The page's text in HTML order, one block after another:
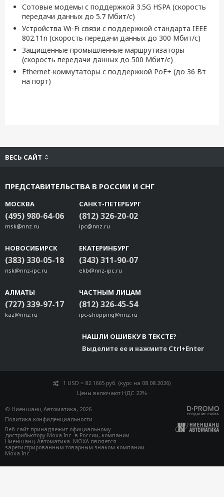
Сотовые модемы с поддержкой 3.5G HSPA (скорость
передачи данных до 5.7 Mбит/с)
Устройства Wi-Fi связи с поддержкой стандарта IEEE
802.11n (скорость передачи данных до 300 Мбит/с)
Защищенные промышленные маршрутизаторы
(скорость передачи данных до 500 Мбит/с)
Ethernet-коммутаторы с поддержкой PoE+ (до 36 Вт
на порт)
ВЕСЬ САЙТ
ПРЕДСТАВИТЕЛЬСТВА В РОССИИ И СНГ
МОСКВА
(495) 980-64-06
msk@nnz.ru
САНКТ-ПЕТЕРБУРГ
(812) 326-20-02
ipc@nnz.ru
НОВОСИБИРСК
(383) 330-05-18
nsk@nnz-ipc.ru
ЕКАТЕРИНБУРГ
(343) 311-90-07
ekb@nnz-ipc.ru
АЛМАТЫ
(727) 339-97-17
kaz@nnz.ru
ЧАСТНЫМ ЛИЦАМ
(812) 326-45-54
ipc-shopping@nnz.ru
НАШЛИ ОШИБКУ В ТЕКСТЕ?
Выделите ее и нажмите Ctrl+Enter
1 USD = 82.1665 руб. (курс на 08.08.2026)
Цены включают НДС 22%
© Ниеншанц-Автоматика, 2026
Политика конфиденциальности
Веб-сайт принадлежит официальному
дистрибьютору Moxa Inc. в России, компании
Ниеншанц-Автоматика. MOXA является
зарегистрированным товарным знаком компании
Moxa Inc.